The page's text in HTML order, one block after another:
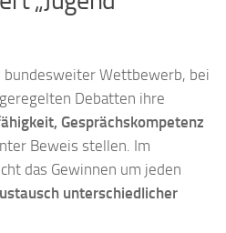
bundesweiter Wettbewerb, bei
Debatten ihre
Gesprächskompetenz
Beweis stellen. Im
das Gewinnen um jeden
unterschiedlicher